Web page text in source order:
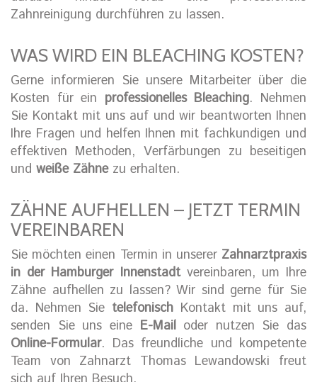
Zahnreinigung durchführen zu lassen.
WAS WIRD EIN BLEACHING KOSTEN?
Gerne informieren Sie unsere Mitarbeiter über die
Kosten für ein professionelles Bleaching. Nehmen
Sie Kontakt mit uns auf und wir beantworten Ihnen
Ihre Fragen und helfen Ihnen mit fachkundigen und
effektiven Methoden, Verfärbungen zu beseitigen
und weiße Zähnezu erhalten.
ZÄHNE AUFHELLEN – JETZT TERMIN
VEREINBAREN
Sie möchten einen Termin in unserer Zahnarztpraxis
in der Hamburger Innenstadtvereinbaren, um Ihre
Zähne aufhellen zu lassen? Wir sind gerne für Sie
da. Nehmen Sie telefonisch Kontakt mit uns auf,
senden Sie uns eine E-Mailoder nutzen Sie das
Online-Formular. Das freundliche und kompetente
Team von Zahnarzt Thomas Lewandowski freut